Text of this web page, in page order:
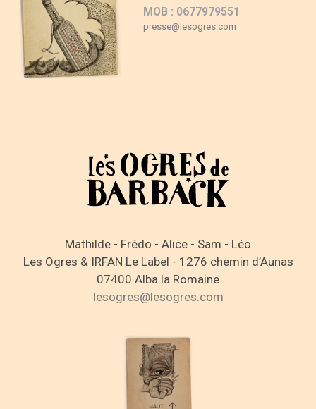
MOB : 0677979551
presse@lesogres.com
Mathilde - Frédo - Alice - Sam - Léo
Les Ogres & IRFAN Le Label - 1276 chemin d’Aunas
07400 Alba la Romaine
lesogres@lesogres.com